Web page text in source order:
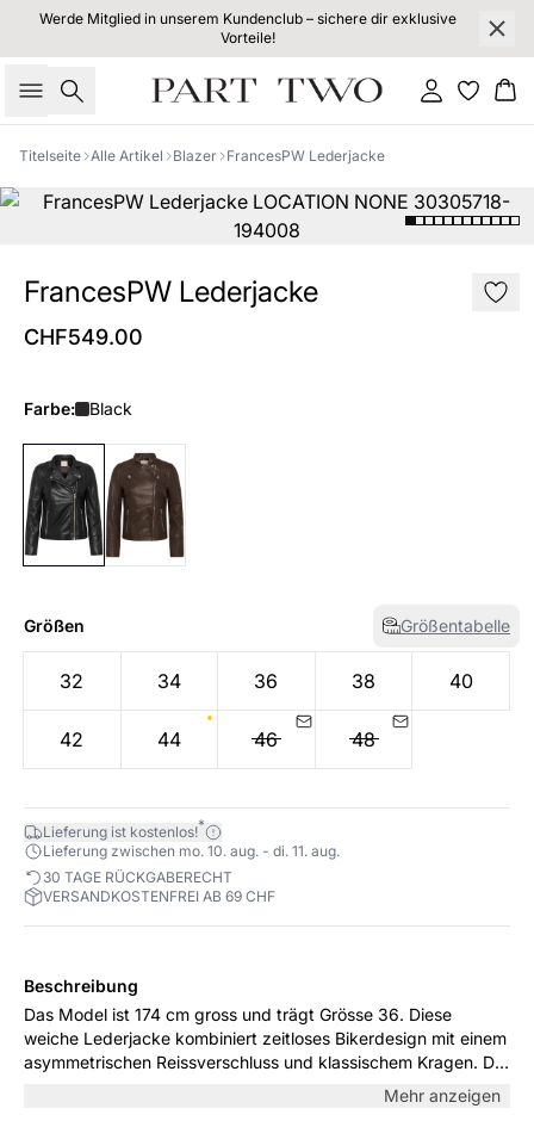
Werde Mitglied in unserem Kundenclub – sichere dir exklusive
Vorteile!
Suche Einloggen
Titelseite Alle Artikel Blazer FrancesPW Lederjacke
FrancesPW Lederjacke
CHF549.00
Farbe: Black
Größen Größentabelle
32 34 36 38 40
42 44 46 48
Lieferung ist kostenlos!*
Lieferung zwischen mo. 10. aug. - di. 11. aug.
30 TAGE RÜCKGABERECHT
VERSANDKOSTENFREI AB 69 CHF
Beschreibung
Das Model ist 174 cm gross und trägt Grösse 36. Diese
weiche Lederjacke kombiniert zeitloses Bikerdesign mit einem
asymmetrischen Reissverschluss und klassischem Kragen. Die
kurze Länge sorgt für einen modernen Look – perfekt zu
Jeans oder Kleidern. Ein vielseitiges Stück für jede Saison.
Mehr anzeigen